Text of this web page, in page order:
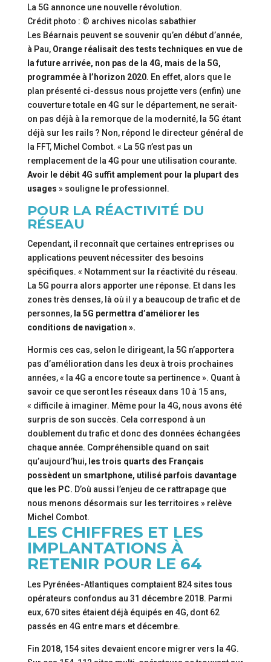
La 5G annonce une nouvelle révolution.
Crédit photo : © archives nicolas sabathier
Les Béarnais peuvent se souvenir qu’en début d’année,
à Pau, Orange réalisait des tests techniques en vue de
la future arrivée, non pas de la 4G, mais de la 5G,
programmée à l’horizon 2020. En effet, alors que le
plan présenté ci-dessus nous projette vers (enfin) une
couverture totale en 4G sur le département, ne serait-
on pas déjà à la remorque de la modernité, la 5G étant
déjà sur les rails ? Non, répond le directeur général de
la FFT, Michel Combot. « La 5G n’est pas un
remplacement de la 4G pour une utilisation courante.
Avoir le débit 4G suffit amplement pour la plupart des
usages » souligne le professionnel.
POUR LA RÉACTIVITÉ DU
RÉSEAU
Cependant, il reconnaît que certaines entreprises ou
applications peuvent nécessiter des besoins
spécifiques. « Notamment sur la réactivité du réseau.
La 5G pourra alors apporter une réponse. Et dans les
zones très denses, là où il y a beaucoup de trafic et de
personnes, la 5G permettra d’améliorer les
conditions de navigation ».
Hormis ces cas, selon le dirigeant, la 5G n’apportera
pas d’amélioration dans les deux à trois prochaines
années, « la 4G a encore toute sa pertinence ». Quant à
savoir ce que seront les réseaux dans 10 à 15 ans,
« difficile à imaginer. Même pour la 4G, nous avons été
surpris de son succès. Cela correspond à un
doublement du trafic et donc des données échangées
chaque année. Compréhensible quand on sait
qu’aujourd’hui, les trois quarts des Français
possèdent un smartphone, utilisé parfois davantage
que les PC. D’où aussi l’enjeu de ce rattrapage que
nous menons désormais sur les territoires » relève
Michel Combot.
LES CHIFFRES ET LES
IMPLANTATIONS À
RETENIR POUR LE 64
Les Pyrénées-Atlantiques comptaient 824 sites tous
opérateurs confondus au 31 décembre 2018. Parmi
eux, 670 sites étaient déjà équipés en 4G, dont 62
passés en 4G entre mars et décembre.
Fin 2018, 154 sites devaient encore migrer vers la 4G.